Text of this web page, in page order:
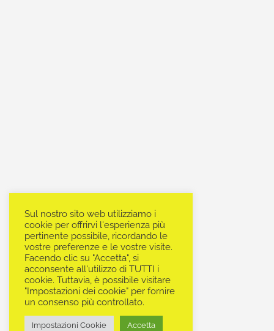
Sul nostro sito web utilizziamo i
cookie per offrirvi l'esperienza più
pertinente possibile, ricordando le
vostre preferenze e le vostre visite.
Facendo clic su "Accetta", si
acconsente all'utilizzo di TUTTI i
cookie. Tuttavia, è possibile visitare
"Impostazioni dei cookie" per fornire
un consenso più controllato.
Impostazioni Cookie Accetta